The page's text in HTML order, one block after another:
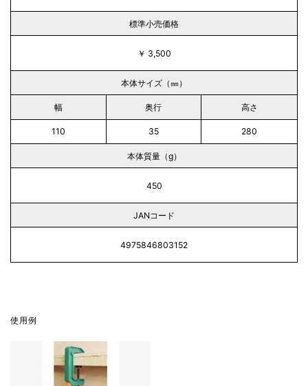
標準小売価格
￥ 3,500
本体サイズ（㎜）
幅 奥行 高さ
110 35 280
本体質量（g）
450
JANコード
4975846803152
使用例